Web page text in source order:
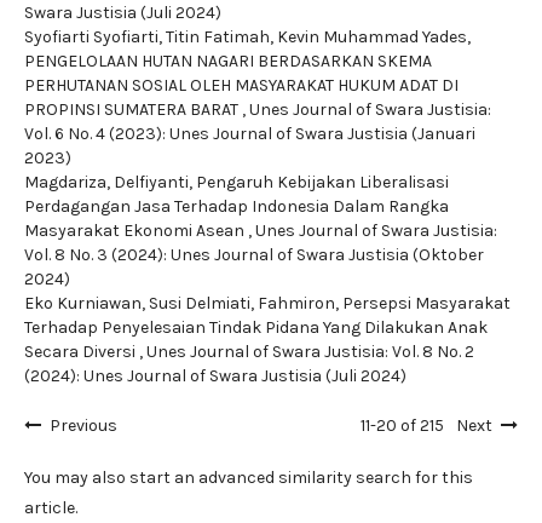
Swara Justisia (Juli 2024)
Syofiarti Syofiarti, Titin Fatimah, Kevin Muhammad Yades,
PENGELOLAAN HUTAN NAGARI BERDASARKAN SKEMA
PERHUTANAN SOSIAL OLEH MASYARAKAT HUKUM ADAT DI
PROPINSI SUMATERA BARAT ,Unes Journal of Swara Justisia:
Vol. 6 No. 4 (2023): Unes Journal of Swara Justisia (Januari
2023)
Magdariza, Delfiyanti, Pengaruh Kebijakan Liberalisasi
Perdagangan Jasa Terhadap Indonesia Dalam Rangka
Masyarakat Ekonomi Asean ,Unes Journal of Swara Justisia:
Vol. 8 No. 3 (2024): Unes Journal of Swara Justisia (Oktober
2024)
Eko Kurniawan, Susi Delmiati, Fahmiron, Persepsi Masyarakat
Terhadap Penyelesaian Tindak Pidana Yang Dilakukan Anak
Secara Diversi ,Unes Journal of Swara Justisia: Vol. 8 No. 2
(2024): Unes Journal of Swara Justisia (Juli 2024)
Previous 11-20 of 215 Next
You may also start an advanced similarity search for this
article.